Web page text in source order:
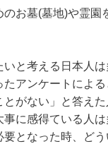
お墓(墓地)や霊園
いと考える日本人
アンケートによ
がない」と答えた
に感得ている人は
要となった時、ど